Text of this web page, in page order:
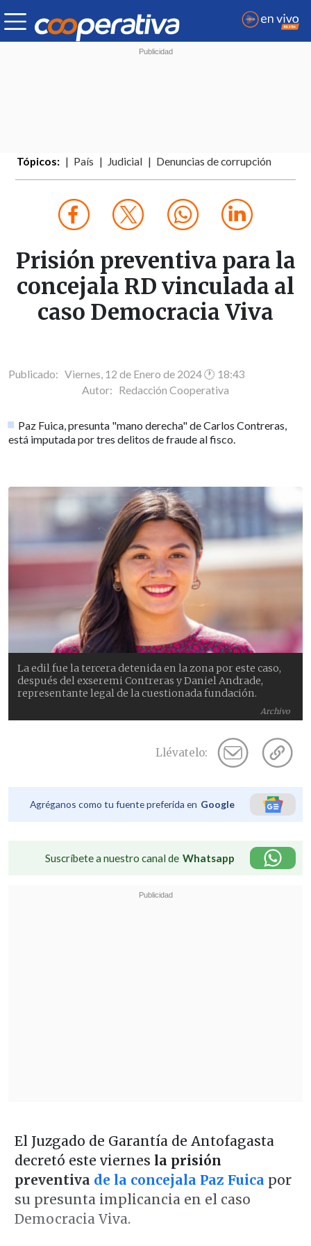
Tópicos: País Judicial Denuncias de corrupción
Prisión preventiva para la
concejala RD vinculada al
caso Democracia Viva
Publicado: Viernes, 12 de Enero de 2024 🕐 18:43
Autor: Redacción Cooperativa
Paz Fuica, presunta "mano derecha" de Carlos Contreras,
está imputada por tres delitos de fraude al fisco.
Archivo
La edil fue la tercera detenida en la zona por este caso,
después del exseremi Contreras y Daniel Andrade,
representante legal de la cuestionada fundación.
Llévatelo:
Agréganos como tu fuente preferida en Google
Suscríbete a nuestro canal de Whatsapp
El Juzgado de Garantía de Antofagasta
decretó este viernes la prisión
preventiva de la concejala Paz Fuica por
su presunta implicancia en el caso
Democracia Viva.